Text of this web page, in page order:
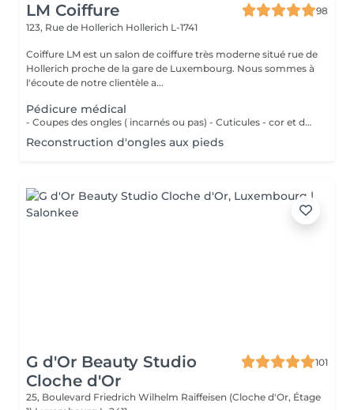
LM Coiffure
98
123, Rue de Hollerich Hollerich L-1741
Coiffure LM est un salon de coiffure très moderne situé rue de
Hollerich proche de la gare de Luxembourg. Nous sommes à
l'écoute de notre clientèle a...
Pédicure médical
- Coupes des ongles ( incarnés ou pas) - Cuticules - cor et durillons - Petit massage - Pose de vernis semi-permanent couleur ( Si vous voulez une french, veuillez svp cocher l'onglet french en plus)
Reconstruction d'ongles aux pieds
G d'Or Beauty Studio
Cloche d'Or
101
25, Boulevard Friedrich Wilhelm Raiffeisen (Cloche d'Or, Étage